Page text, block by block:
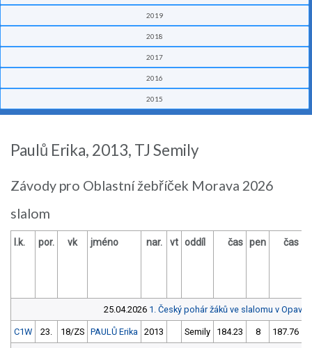
2019
2018
2017
2016
2015
Paulů Erika, 2013, TJ Semily
Závody pro Oblastní žebříček Morava 2026
slalom
l.k. por. vk jméno nar. vt oddíl čas pen čas
25.04.2026 1. Český pohár žáků ve slalomu v Opavě
C1W 23. 18/ZS PAULŮ Erika 2013 Semily 184.23 8 187.76